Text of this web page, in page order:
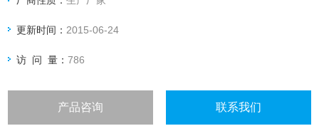
更新时间： 2015-06-24
访 问 量：786
产品咨询 联系我们